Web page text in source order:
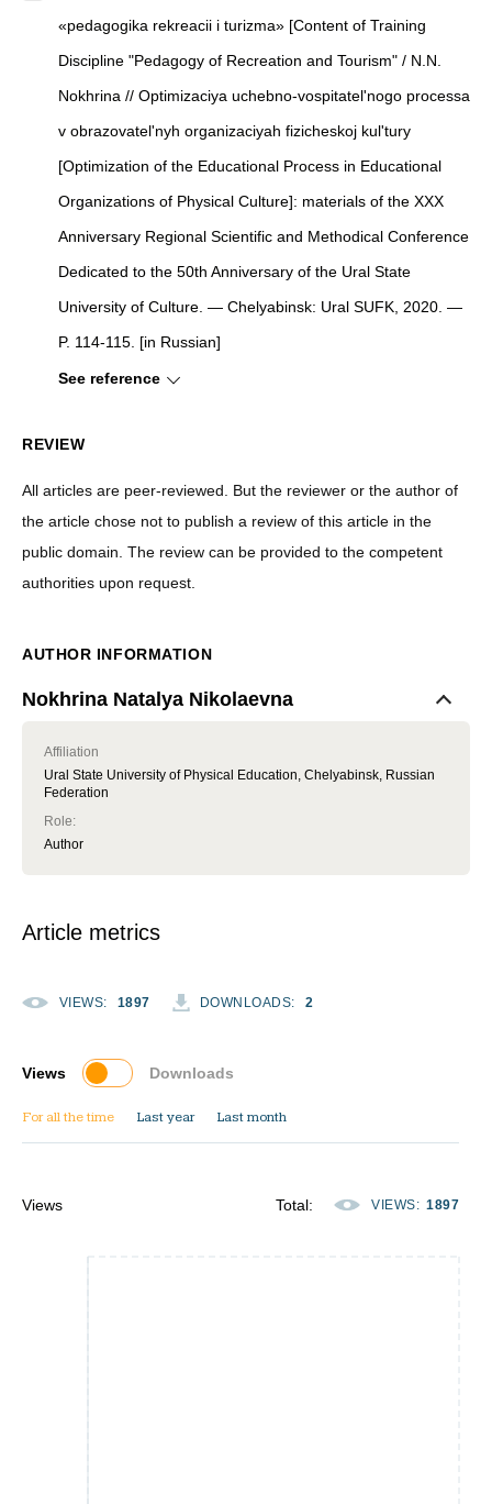
«pedagogika rekreacii i turizma» [Content of Training
Discipline "Pedagogy of Recreation and Tourism" / N.N.
Nokhrina // Optimizaciya uchebno-vospitatel'nogo processa
v obrazovatel'nyh organizaciyah fizicheskoj kul'tury
[Optimization of the Educational Process in Educational
Organizations of Physical Culture]: materials of the XXX
Anniversary Regional Scientific and Methodical Conference
Dedicated to the 50th Anniversary of the Ural State
University of Culture. — Chelyabinsk: Ural SUFK, 2020. —
P. 114-115. [in Russian]
See reference
REVIEW
All articles are peer-reviewed. But the reviewer or the author of
the article chose not to publish a review of this article in the
public domain. The review can be provided to the competent
authorities upon request.
AUTHOR INFORMATION
Nokhrina Natalya Nikolaevna
Affiliation
Ural State University of Physical Education, Chelyabinsk, Russian
Federation
Role:
Author
Article metrics
VIEWS: 1897 DOWNLOADS: 2
For all the time Last year Last month
Views Downloads
Views Total: VIEWS: 1897